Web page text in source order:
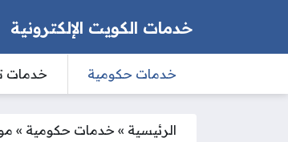
خدمات الكويت الإلكترونية
خدمات حكومية خدمات
الرئيسية » خدمات حكومية »